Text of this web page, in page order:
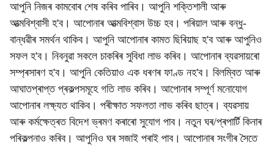
আপুনি নিজৰ কামবোৰ শেষ কৰিব পাৰিব। আপুনি শক্তিশালী আৰু
আত্মবিশ্বাসী হ'ব। আপোনাৰ আত্মবিশ্বাস উচ্চ হব। পৰিয়াল আৰু বন্ধু-
বান্ধৱীৰ সমৰ্থন থাকিব। আপুনি আপোনাৰ কামত ছিৰিয়াছ হ'ব আৰু আপুনিও
সফল হ'ব। নিবনুৱা সকলে চাকৰিৰ সুবিধা লাভ কৰিব। আপোনাৰ ব্যৱসায়ৰো
সম্প্ৰসাৰণ হ'ব। আপুনি কেতিয়াও এক ধৰণৰ ফাণ্ড নহ'ব। বিলম্বিত আৰু
আঘাতপ্ৰাপ্ত প্ৰকল্পসমূহে গতি লাভ কৰিব। আপোনাৰ সম্পূৰ্ণ মনোযোগ
আপোনাৰ লক্ষ্যত থাকিব। পৰীক্ষাত সফলতা লাভ কৰিব ছাত্ৰ। ব্যৱসায়
আৰু কৰ্মক্ষেত্ৰত বিদেশ ভ্ৰমণ কৰাৰো সুযোগ পাব। নতুন ঘৰ/প্ৰপাৰ্টি কিনাৰ
পৰিকল্পনাও কৰিব। আপুনিও ঘৰ সজাই পৰাই পাব। আপোনাৰ সংগীৰ সৈতে